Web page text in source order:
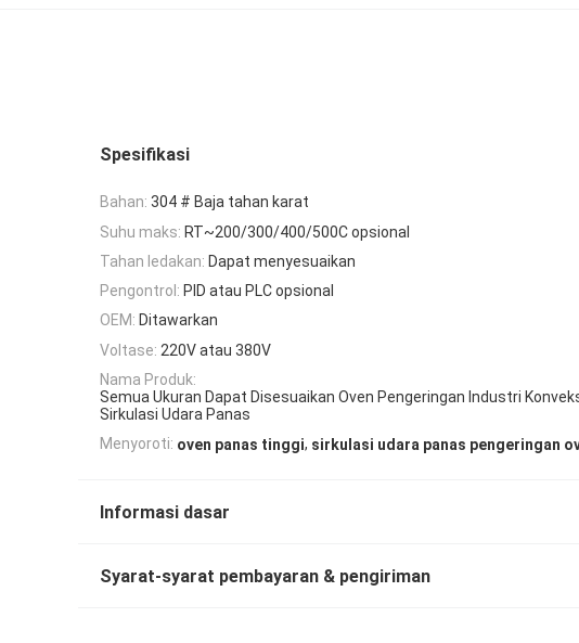
Spesifikasi
Bahan: 304 # Baja tahan karat
Suhu maks: RT~200/300/400/500C opsional
Tahan ledakan: Dapat menyesuaikan
Pengontrol: PID atau PLC opsional
OEM: Ditawarkan
Voltase: 220V atau 380V
Nama Produk:
Semua Ukuran Dapat Disesuaikan Oven Pengeringan Industri
Sirkulasi Udara Panas
Menyoroti: oven panas tinggi, sirkulasi udara panas pengeringan
Informasi dasar
Syarat-syarat pembayaran & pengiriman